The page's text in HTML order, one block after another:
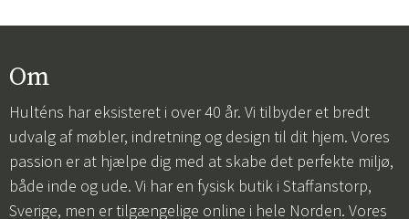
Om
Hulténs har eksisteret i over 40 år. Vi tilbyder et bredt
udvalg af møbler, indretning og design til dit hjem. Vores
passion er at hjælpe dig med at skabe det perfekte miljø,
både inde og ude. Vi har en fysisk butik i Staffanstorp,
Sverige, men er tilgængelige online i hele Norden. Vores